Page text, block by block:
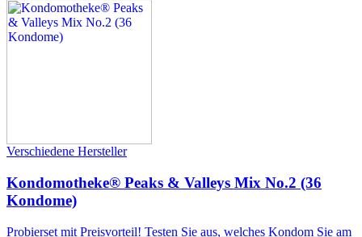
Verschiedene Hersteller
Kondomotheke® Peaks & Valleys Mix No.2 (36
Kondome)
Probierset mit Preisvorteil! Testen Sie aus, welches Kondom Sie am